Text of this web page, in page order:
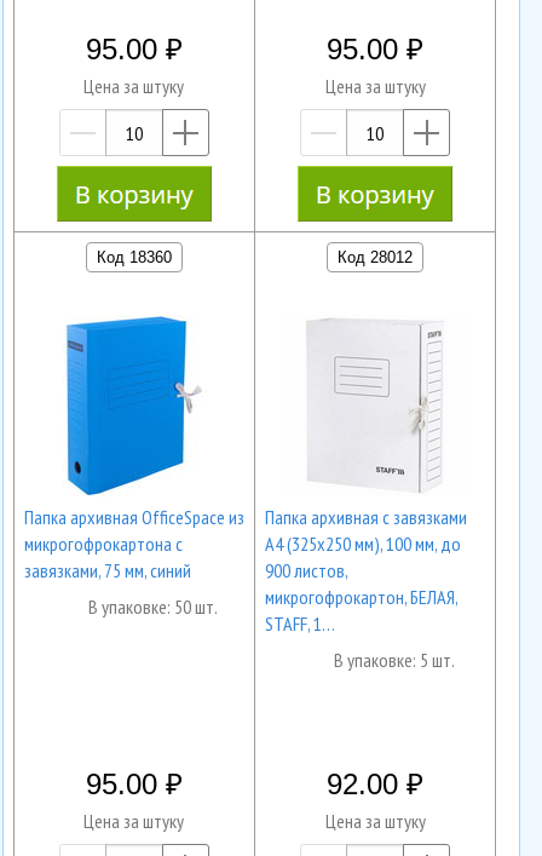
95.00
Цена за штуку
—
95.00
Цена за штуку
—
Код 18360
Папка архивная OfficeSpace из
микрогофрокартона с
завязками, 75 мм, синий
В упаковке: 50 шт.
95.00
Цена за штуку
Код 28012
Папка архивная с завязками
А4 (325х250 мм), 100 мм, до
900 листов,
микрогофрокартон, БЕЛАЯ,
STAFF, 1…
В упаковке: 5 шт.
92.00
Цена за штуку